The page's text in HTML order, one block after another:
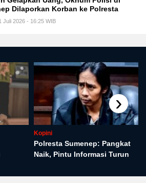
Dilaporkan Korban ke Polresta
Juli 2026 - 16:25 WIB
Kopini
Polresta Sumenep: Pangkat
Naik, Pintu Informasi Turun
›